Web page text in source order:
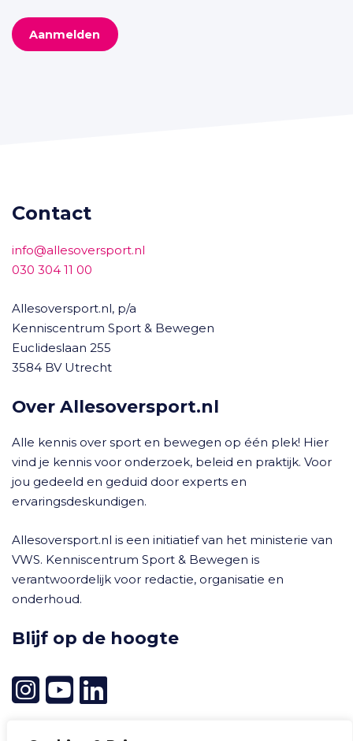
Aanmelden
Contact
info@allesoversport.nl
030 304 11 00
Allesoversport.nl, p/a
Kenniscentrum Sport & Bewegen
Euclideslaan 255
3584 BV Utrecht
Over Allesoversport.nl
Alle kennis over sport en bewegen op één plek! Hier
vind je kennis voor onderzoek, beleid en praktijk. Voor
jou gedeeld en geduid door experts en
ervaringsdeskundigen.
Allesoversport.nl is een initiatief van het ministerie van
VWS. Kenniscentrum Sport & Bewegen is
verantwoordelijk voor redactie, organisatie en
onderhoud.
Blijf op de hoogte